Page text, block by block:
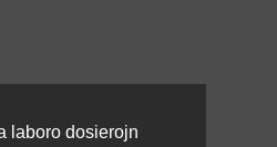
laboro dosierojn